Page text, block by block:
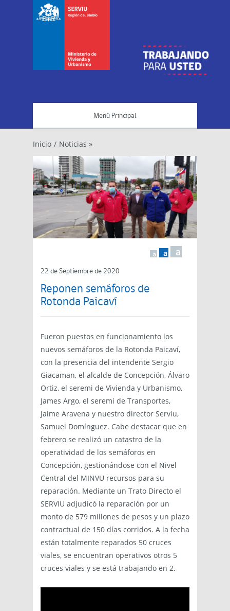
Menú Principal
Inicio / Noticias »
a a a
22 de Septiembre de 2020
Reponen semáforos de
Rotonda Paicaví
Fueron puestos en funcionamiento los
nuevos semáforos de la Rotonda Paicaví,
con la presencia del intendente Sergio
Giacaman, el alcalde de Concepción, Álvaro
Ortiz, el seremi de Vivienda y Urbanismo,
James Argo, el seremi de Transportes,
Jaime Aravena y nuestro director Serviu,
Samuel Domínguez. Cabe destacar que en
febrero se realizó un catastro de la
operatividad de los semáforos en
Concepción, gestionándose con el Nivel
Central del MINVU recursos para su
reparación. Mediante un Trato Directo el
SERVIU adjudicó la reparación por un
monto de 579 millones de pesos y un plazo
contractual de 150 días corridos. A la fecha
están totalmente reparados 50 cruces
viales, se encuentran operativos otros 5
cruces viales y se está trabajando en 2.